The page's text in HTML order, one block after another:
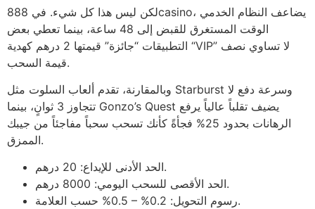
لكن ليس هذا كل شيء. في 888casino، يضاعف النظام الخدمي
الوقت المستغرق للقبض إلى 48 ساعة، بينما تعطي بعض
التطبيقات “جائزة” قيمتها 2 درهم كهدية “VIP” لا تساوي نصف
قيمة السحب.
وبالمقارنة، تقدم ألعاب السلوت مثل Starburst وسرعة دفع لا
تتجاوز 3 ثوانٍ، بينما Gonzo’s Quest يضيف تقلباً عالياً يرفع
الرهانات بحدود 25% فجأةً كأنك تسحب سحباً مفاجئاً من جيبك
الممزق.
الحد الأدنى للإيداع: 20 درهم.
الحد الأقصى للسحب اليومي: 8000 درهم.
رسوم التحويل: 0.2% – 0.5% حسب العلامة.